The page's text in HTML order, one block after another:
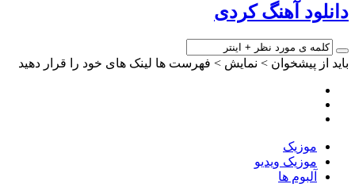
دانلود آهنگ کردی
باید از پیشخوان > نمایش > فهرست ها لینک های خود را قرار دهید
موزیک
موزیک ویدیو
آلبوم ها